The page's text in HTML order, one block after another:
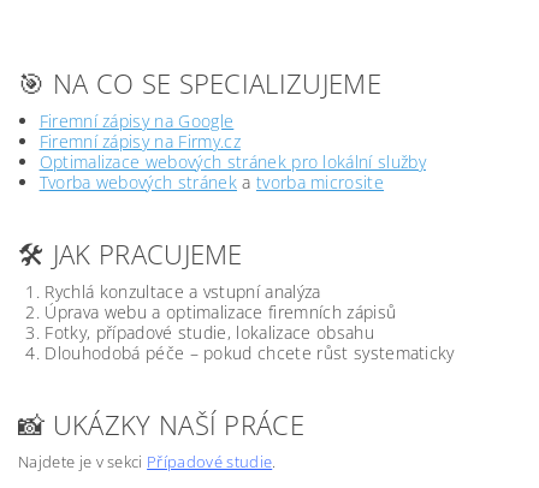
🎯 NA CO SE SPECIALIZUJEME
Firemní zápisy na Google
Firemní zápisy na Firmy.cz
Optimalizace webových stránek pro lokální služby
Tvorba webových stráneka tvorba microsite
🛠️ JAK PRACUJEME
Rychlá konzultace a vstupní analýza
Úprava webu a optimalizace firemních zápisů
Fotky, případové studie, lokalizace obsahu
Dlouhodobá péče – pokud chcete růst systematicky
📸 UKÁZKY NAŠÍ PRÁCE
Najdete je v sekci Případové studie.